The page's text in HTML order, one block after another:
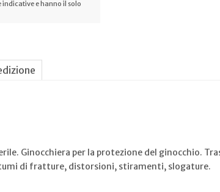
e hanno il solo
Ginocchiera per la protezione del ginocchio.
di fratture, distorsioni, stiramenti, slogature.